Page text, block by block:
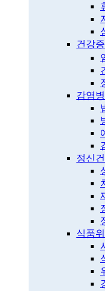
건강
감염병
정신
식품